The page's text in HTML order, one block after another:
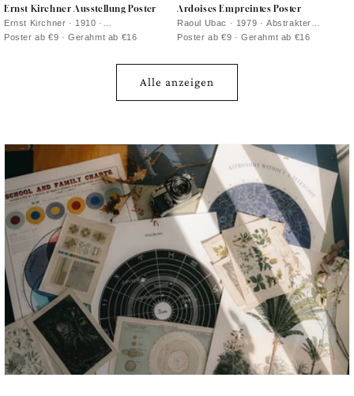
Ernst Kirchner Ausstellung Poster
Ernst Kirchner · 1910 ·
Expressionistisches Akt-Poster mit
Poster ab €9 · Gerahmt ab €16
Ardoises Empreintes Poster
Raoul Ubac · 1979 · Abstrakter
Kunstdruck mit eingravenen
Poster ab €9 · Gerahmt ab €16
Alle anzeigen